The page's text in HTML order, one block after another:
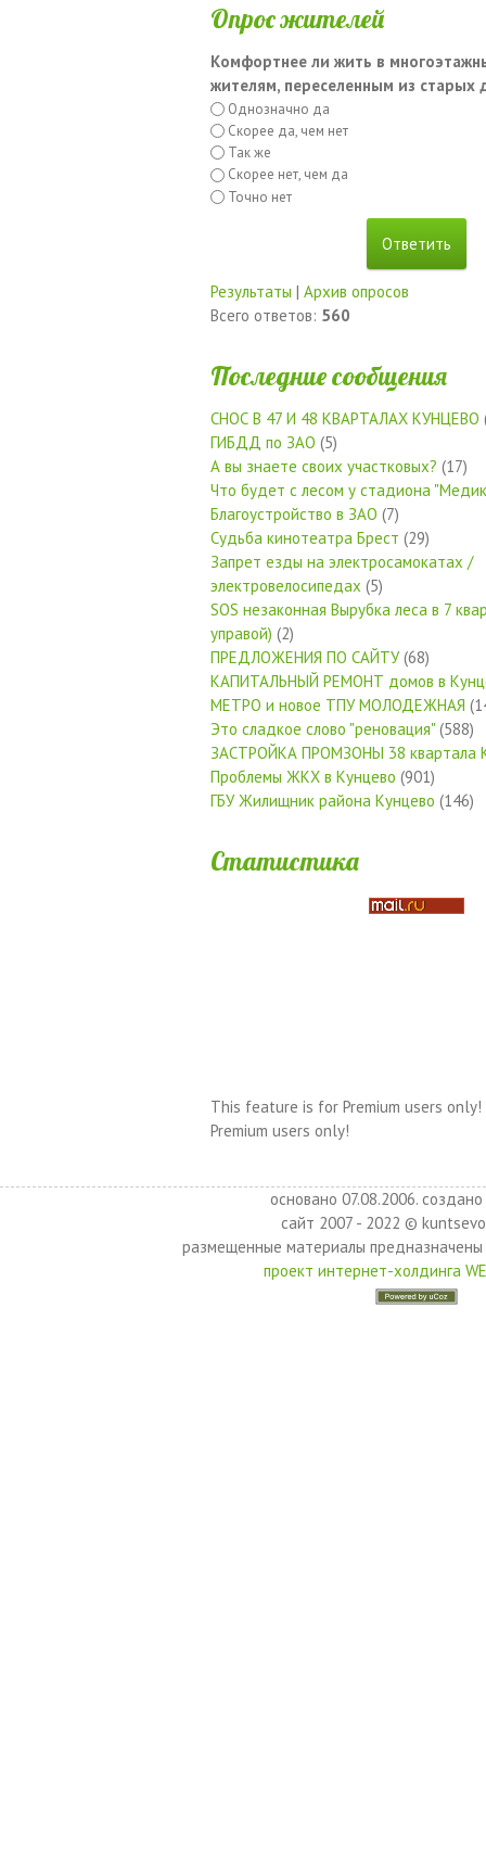
Опрос жителей
Комфортнее ли жить в
жителям, переселенным из старых
Однозначно да
Скорее да, чем нет
Так же
Скорее нет, чем да
Точно нет
Результаты | Архив опросов
Всего ответов: 560
Последние сообщения
СНОС В 47 И 48 КВАРТАЛАХ КУНЦЕВО
ГИБДД по ЗАО (5)
А вы знаете своих участковых? (17)
Что будет с лесом у стадиона
Благоустройство в ЗАО (7)
Судьба кинотеатра Брест (29)
Запрет езды на электросамокатах /
электровелосипедах (5)
SOS незаконная Вырубка леса в 7
управой) (2)
ПРЕДЛОЖЕНИЯ ПО САЙТУ(68)
КАПИТАЛЬНЫЙ РЕМОНТ домов в
МЕТРО и новое ТПУ МОЛОДЕЖНАЯ
Это сладкое слово "реновация" (588)
ЗАСТРОЙКА ПРОМЗОНЫ 38 квартала
Проблемы ЖКХ в Кунцево (901)
ГБУ Жилищник района Кунцево (146)
Статистика
This feature is for Premium users only!
Premium users only!
основано 07.08.2006.
сайт 2007 - 2022 ©
размещенные материалы
проект интернет-холдинга